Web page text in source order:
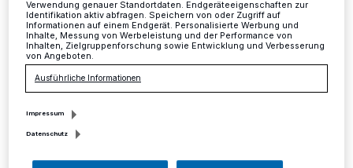
Kreis·Kreisweit sind die Geschäftsstellen des
Jobcenters ME-aktiv am Donnerstag, 8. Februar
(Altweiber), bis 12 Uhr geöffnet.
Verwendung genauer Standortdaten. Endgeräteeigenschaften zur
Identifikation aktiv abfragen. Speichern von oder Zugriff auf
Informationen auf einem Endgerät. Personalisierte Werbung und
Inhalte, Messung von Werbeleistung und der Performance von
Inhalten, Zielgruppenforschung sowie Entwicklung und Verbesserung
von Angeboten.
Ausführliche Informationen
Impressum
Datenschutz